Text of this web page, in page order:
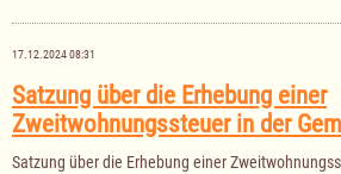
zur
Kosten
der
Mitgliedschaft
in
dem
17.12.2024 08:31
Satzung über die Erhebung einer
Zweitwohnungssteuer in der
Satzung über die Erhebung einer